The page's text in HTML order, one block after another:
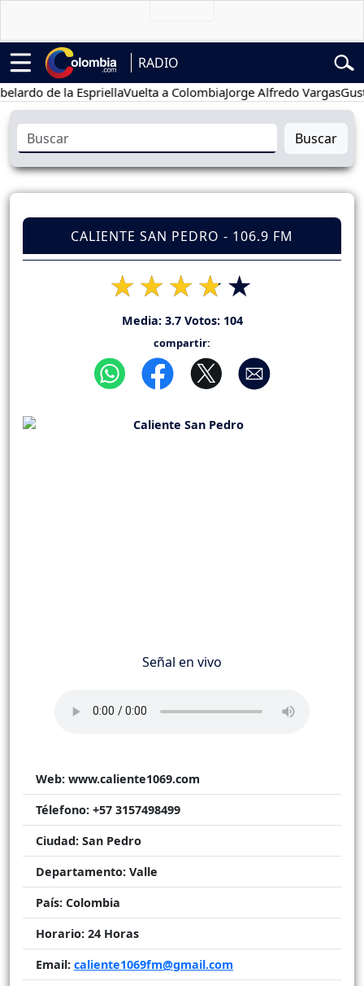
RADIO
de la EspriellaVuelta a ColombiaJorge Alfredo VargasGustavo
Buscar
CALIENTE SAN PEDRO - 106.9 FM
Media: 3.7Votos: 104
compartir:
Señal en vivo
Web: www.caliente1069.com
Télefono: +57 3157498499
Ciudad: San Pedro
Departamento: Valle
País: Colombia
Horario: 24 Horas
Email: caliente1069fm@gmail.com